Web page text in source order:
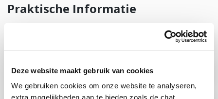
Deze website maakt gebruik van cookies
We gebruiken cookies om onze website te analyseren,
extra mogelijkheden aan te bieden zoals de chat
Praktische Informatie
Behandelmogelijkheden Jong